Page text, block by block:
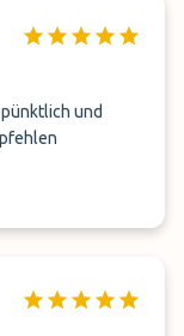
und